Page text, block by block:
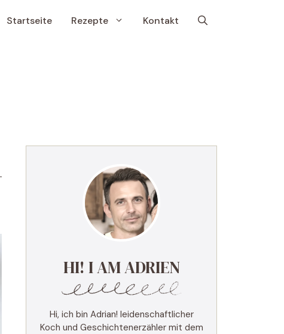
Startseite Rezepte Kontakt
HI! I AM ADRIEN
Hi, ich bin Adrian! leidenschaftlicher
Koch und Geschichtenerzähler mit dem